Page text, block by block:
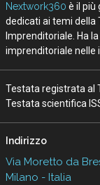
Nextwork360 è il più
dedicati ai temi della
Imprenditoriale. Ha
imprenditoriale nelle
Testata registrata al
Testata scientifica
Indirizzo
Via Moretto da
Milano - Italia